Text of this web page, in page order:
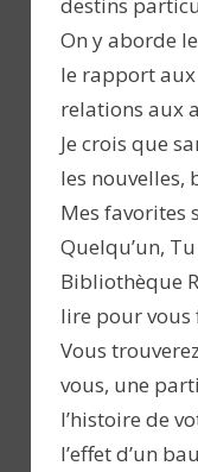
On y aborde
le rapport
relations aux
Je crois que
les nouvelles,
Mes favorites
Quelqu’un,
Bibliothèque
lire pour vous
Vous
vous, une
l’histoire de
l’effet d’un